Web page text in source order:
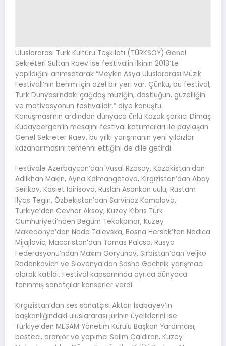
Uluslararası Türk Kültürü Teşkilatı (TÜRKSOY) Genel
Sekreteri Sultan Raev ise festivalin ilkinin 2013’te
yapıldığını anımsatarak “Meykin Asya Uluslararası Müzik
Festivali’nin benim için özel bir yeri var. Çünkü, bu festival,
Türk Dünyası’ndaki çağdaş müziğin, dostluğun, güzelliğin
ve motivasyonun festivalidir.” diye konuştu.
Konuşması’nın ardından dünyaca ünlü Kazak şarkıcı Dimaş
Kudaybergen’in mesajını festival katılımcıları ile paylaşan
Genel Sekreter Raev, bu yılki yarışmanın yeni yıldızlar
kazandırmasını temenni ettiğini de dile getirdi.
Festivale Azerbaycan’dan Vusal Rzasoy, Kazakistan’dan
Adilkhan Makin, Ayna Kalmangetova, Kırgızistan’dan Abay
Serikov, Kasiet Idirisova, Ruslan Asankan uulu, Rustam
Ilyas Tegin, Özbekistan’dan Sarvinoz Kamalova,
Türkiye’den Cevher Aksoy, Kuzey Kıbrıs Türk
Cumhuriyeti’nden Begüm Tekakpınar, Kuzey
Makedonya’dan Nada Talevska, Bosna Hersek’ten Nedica
Mijajlovic, Macaristan’dan Tamas Palcso, Rusya
Federasyonu’ndan Maxim Goryunov, Sırbistan’dan Veljko
Radenkovich ve Slovenya’dan Sasho Gachnik yarışmacı
olarak katıldı. Festival kapsamında ayrıca dünyaca
tanınmış sanatçılar konserler verdi.
Kırgızistan’dan ses sanatçısı Aktan İsabayev’in
başkanlığındaki uluslararası jürinin üyeliklerini ise
Türkiye’den MESAM Yönetim Kurulu Başkan Yardımcısı,
besteci, aranjör ve yapımcı Selim Çaldıran, Kuzey